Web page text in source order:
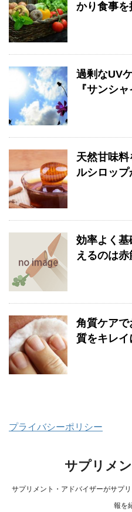
かり食事を
過剰なUV
『サンシ
天然甘味
ルシロップ
効率よく
えるのは
角質ケアで
質をキレイ
プライバシーポリシー
サプリメ
サプリメント・アドバイザーがサプ
報を